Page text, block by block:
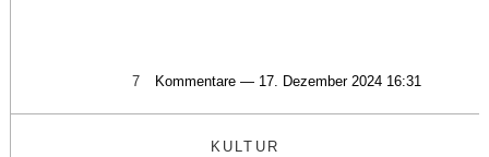
7 Kommentare — 17. Dezember 2024 16:31
KULTUR